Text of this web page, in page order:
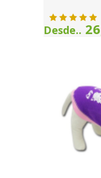
Desde..